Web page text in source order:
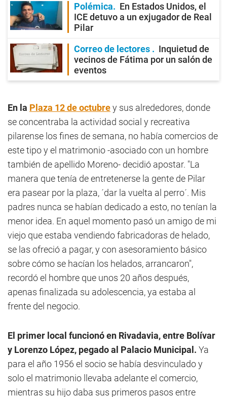
Polémica
En Estados Unidos, el
ICE detuvo a un exjugador de Real
Pilar
Correo de lectores
Inquietud de
vecinos de Fátima por un salón de
eventos
En la Plaza 12 de octubrey sus alrededores, donde
se concentraba la actividad social y recreativa
pilarense los fines de semana, no había comercios de
este tipo y el matrimonio -asociado con un hombre
también de apellido Moreno- decidió apostar. "La
manera que tenía de entretenerse la gente de Pilar
era pasear por la plaza, ´dar la vuelta al perro´. Mis
padres nunca se habían dedicado a esto, no tenían la
menor idea. En aquel momento pasó un amigo de mi
viejo que estaba vendiendo fabricadoras de helado,
se las ofreció a pagar, y con asesoramiento básico
sobre cómo se hacían los helados, arrancaron",
recordó el hombre que unos 20 años después,
apenas finalizada su adolescencia, ya estaba al
frente del negocio.
El primer local funcionó en Rivadavia, entre Bolívar
y Lorenzo López, pegado al Palacio Municipal. Ya
para el año 1956 el socio se había desvinculado y
solo el matrimonio llevaba adelante el comercio,
mientras su hijo daba sus primeros pasos entre